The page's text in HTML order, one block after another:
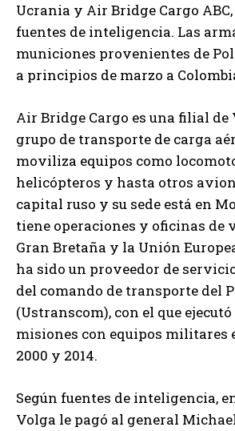
Ucrania y Air Bridge Cargo
fuentes de inteligencia. Las
municiones provenientes de
a principios de marzo a
Air Bridge Cargo es una filial de
grupo de transporte de carga
moviliza equipos como
helicópteros y hasta otros
capital ruso y su sede está en
tiene operaciones y oficinas de
Gran Bretaña y la Unión
ha sido un proveedor de
del comando de transporte del
(Ustranscom), con el que
misiones con equipos militares
2000 y 2014.
Según fuentes de inteligencia,
Volga le pagó al general